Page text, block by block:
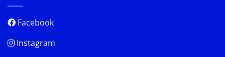
Facebook
Instagram